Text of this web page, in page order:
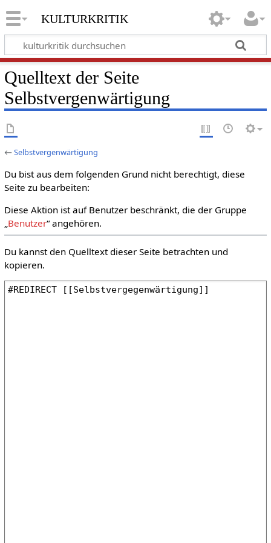
kulturkritik
Quelltext der Seite
Selbstvergenwärtigung
←Selbstvergenwärtigung
Du bist aus dem folgenden Grund nicht berechtigt, diese
Seite zu bearbeiten:
Diese Aktion ist auf Benutzer beschränkt, die der Gruppe
„Benutzer“ angehören.
Du kannst den Quelltext dieser Seite betrachten und
kopieren.